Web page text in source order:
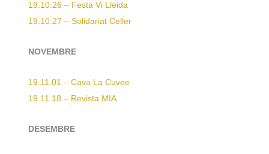
19.10.26 – Festa Vi Lleida
19.10.27 – Solidariat Celler
NOVEMBRE
19.11.01 – Cava La Cuvee
19.11.18 – Revista MIA
DESEMBRE